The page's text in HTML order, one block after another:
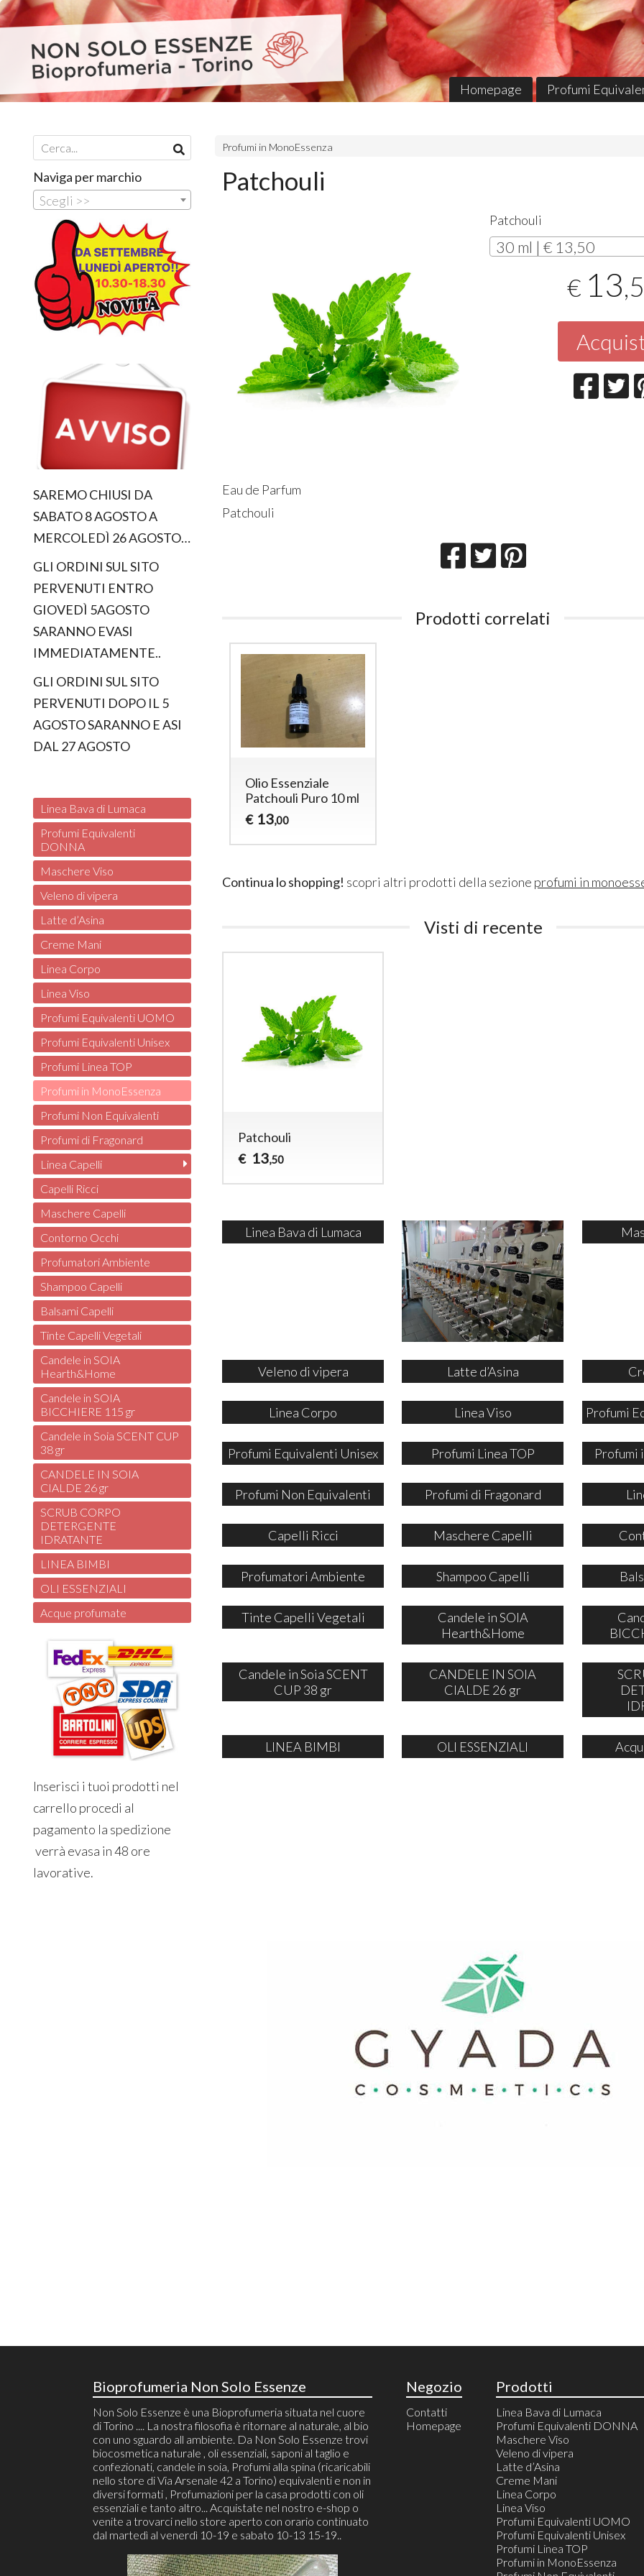
Homepage Profumi
Profumi in MonoEssenza
Patchouli
Patchouli
30 ml | € 13,50
€ 13
Eau de Parfum
Patchouli
Prodotti correlati
Olio Essenziale
Patchouli Puro 10 ml
€ 13,00
Continua lo shopping! scopri altri prodotti della sezione profumi in
Visti di recente
Patchouli
€ 13,50
Linea Bava di Lumaca
Veleno di vipera Latte d’Asina
Linea Corpo Linea Viso Profumi
Profumi Equivalenti Unisex Profumi Linea TOP Profumi
Profumi Non Equivalenti Profumi di Fragonard
Capelli Ricci Maschere Capelli
Profumatori Ambiente Shampoo Capelli
Tinte Capelli Vegetali
Candele in SOIA
Hearth&Home
Candele in Soia SCENT
CUP 38 gr
CANDELE IN SOIA
CIALDE 26 gr
LINEA BIMBI OLI ESSENZIALI
Naviga per marchio
Scegli >>
SAREMO CHIUSI DA
SABATO 8 AGOSTO A
MERCOLEDÌ 26 AGOSTO…
GLI ORDINI SUL SITO
PERVENUTI ENTRO
GIOVEDÌ 5AGOSTO
SARANNO EVASI
IMMEDIATAMENTE..
GLI ORDINI SUL SITO
PERVENUTI DOPO IL 5
AGOSTO SARANNO E ASI
DAL 27 AGOSTO
Linea Bava di Lumaca
Profumi Equivalenti
DONNA
Maschere Viso
Veleno di vipera
Latte d’Asina
Creme Mani
Linea Corpo
Linea Viso
Profumi Equivalenti UOMO
Profumi Equivalenti Unisex
Profumi Linea TOP
Profumi in MonoEssenza
Profumi Non Equivalenti
Profumi di Fragonard
Linea Capelli
Capelli Ricci
Maschere Capelli
Contorno Occhi
Profumatori Ambiente
Shampoo Capelli
Balsami Capelli
Tinte Capelli Vegetali
Candele in SOIA
Hearth&Home
Candele in SOIA
BICCHIERE 115 gr
Candele in Soia SCENT CUP
38 gr
CANDELE IN SOIA
CIALDE 26 gr
SCRUB CORPO
DETERGENTE
IDRATANTE
LINEA BIMBI
OLI ESSENZIALI
Acque profumate
Inserisci i tuoi prodotti nel
carrello procedi al
pagamento la spedizione
verrà evasa in 48 ore
lavorative.
Bioprofumeria Non Solo Essenze
Non Solo Essenze è una Bioprofumeria situata nel cuore
di Torino .... La nostra filosofia è ritornare al naturale, al bio
con uno sguardo all ambiente. Da Non Solo Essenze trovi
biocosmetica naturale , oli essenziali, saponi al taglio e
confezionati, candele in soia, Profumi alla spina (ricaricabili
nello store di Via Arsenale 42 a Torino) equivalenti e non in
diversi formati , Profumazioni per la casa prodotti con oli
essenziali e tanto altro... Acquistate nel nostro e-shop o
venite a trovarci nello store aperto con orario continuato
dal martedì al venerdì 10-19 e sabato 10-13 15-19..
Negozio
Contatti
Homepage
Prodotti
Linea Bava di Lumaca
Profumi Equivalenti DONNA
Maschere Viso
Veleno di vipera
Latte d’Asina
Creme Mani
Linea Corpo
Linea Viso
Profumi Equivalenti UOMO
Profumi Equivalenti Unisex
Profumi Linea TOP
Profumi in MonoEssenza